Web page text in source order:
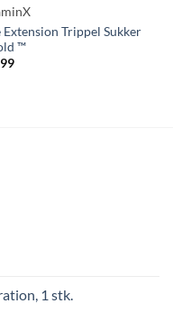
Extension Trippel Sukker
™
1 stk.